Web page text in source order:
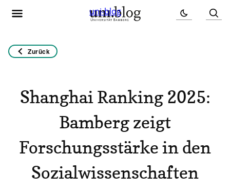
uni-blog
Zurück
Shanghai Ranking 2025:
Bamberg zeigt
Forschungsstärke in den
Sozialwissenschaften